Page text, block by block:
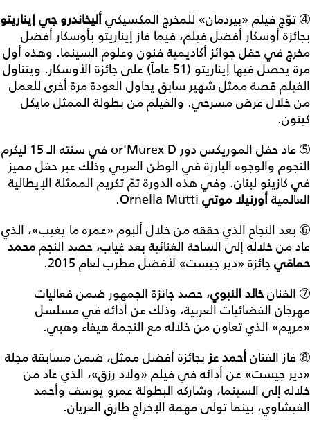
➃ توّج فيلم «بيردمان» للمخرج المكسيكيأليخاندرو جيإيناريتو
بجائزة أوسكار أفضل فيلم، فيما فاز إيناريتو بأوسكار أفضل
مخرج في حفل جوائز أكاديمية فنون وعلوم السينما. وهذه أول
مرة يحصل فيها إيناريتو (51 عاماً) على جائزة الأوسكار. ويتناول
الفيلم قصة ممثل شهير سابق يحاول العودة مرة أخرى للعمل
من خلال عرض مسرحي. والفيلم من بطولة الممثل مايكل
كيتون.
➄ عاد حفل الموريكس دور Murex D
'
or
في سنته الـ 15 ليكرم
النجوم والوجوه البارزة في الوطن العربي وذلك عبر حفل مميز
في كازينو لبنان. وفي هذه الدورة تمّ تكريم الممثلة الإيطالية
العالميةأورنيلا موتي Ornella Mutti
.
➅ بعد النجاح الذي حققه من خلال ألبوم «عمره ما يغيب»، الذي
عاد من خلاله إلى الساحة الغنائية بعد غياب، حصد النجممحمد
حماقيجائزة «دير جيست» لأفضل مطرب لعام 2015.
➆ الفنانخالد النبوي، حصد جائزة الجمهور ضمن فعاليات
مهرجان الفضائيات العربية، وذلك عن أدائه في مسلسل
«مريم» الذي تعاون من خلاله مع النجمة هيفاء وهبي.
➇ فاز الفنانأحمدعزبجائزة أفضل ممثل، ضمن مسابقة مجلة
«دير جيست» عن أدائه في فيلم «ولاد رزق»، الذي عاد من
خلاله إلى السينما، وشاركه البطولة عمرو يوسف وأحمد
الفيشاوي، بينما تولى مهمة الإخراج طارق العريان.